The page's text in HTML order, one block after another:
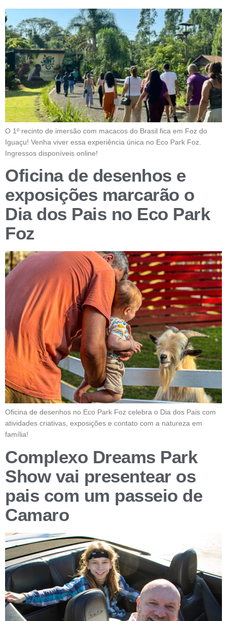
O 1º recinto de imersão com macacos do Brasil fica em Foz do
Iguaçu! Venha viver essa experiência única no Eco Park Foz.
Ingressos disponíveis online!
Oficina de desenhos e
exposições marcarão o
Dia dos Pais no Eco Park
Foz
Oficina de desenhos no Eco Park Foz celebra o Dia dos Pais com
atividades criativas, exposições e contato com a natureza em
família!
Complexo Dreams Park
Show vai presentear os
pais com um passeio de
Camaro